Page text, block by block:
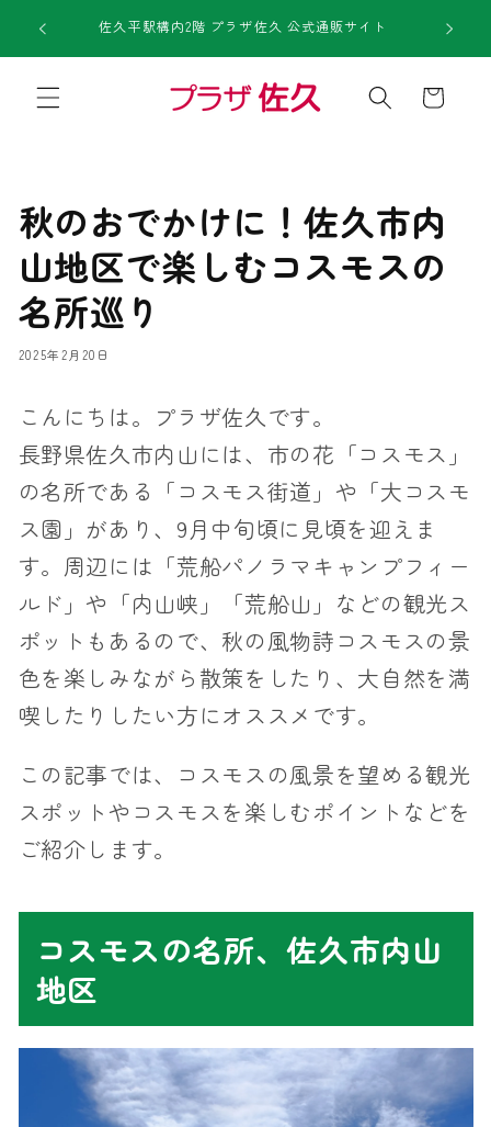
ンツに 佐久平駅構内2階 プラザ佐久 公式通販サイト 1回のご
ー
秋のおでかけに！佐久市内
山地区で楽しむコスモスの
名所巡り
2025年2月20日
こんにちは。プラザ佐久です。
長野県佐久市内山には、市の花「コスモス」
の名所である「コスモス街道」や「大コスモ
ス園」があり、9月中旬頃に見頃を迎えま
す。周辺には「荒船パノラマキャンプフィー
ルド」や「内山峡」「荒船山」などの観光ス
ポットもあるので、秋の風物詩コスモスの景
色を楽しみながら散策をしたり、大自然を満
喫したりしたい方にオススメです。
この記事では、コスモスの風景を望める観光
スポットやコスモスを楽しむポイントなどを
ご紹介します。
コスモスの名所、佐久市内山
地区